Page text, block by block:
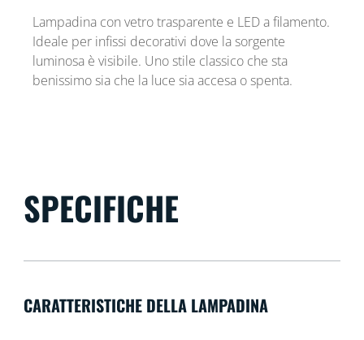
Lampadina con vetro trasparente e LED a filamento.
Ideale per infissi decorativi dove la sorgente
luminosa è visibile. Uno stile classico che sta
benissimo sia che la luce sia accesa o spenta.
SPECIFICHE
CARATTERISTICHE DELLA LAMPADINA